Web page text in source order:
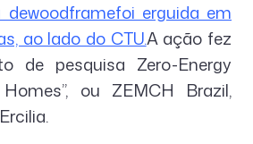
dewoodframefoi erguida em
ao lado do CTU.A ação fez
de pesquisa Zero-Energy
ou ZEMCH Brazil,